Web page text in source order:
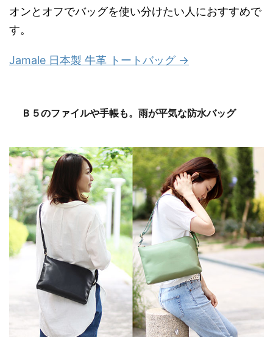
オンとオフでバッグを使い分けたい人におすすめで
す。
Jamale 日本製 牛革 トートバッグ →
Ｂ５のファイルや手帳も。雨が平気な防水バッグ